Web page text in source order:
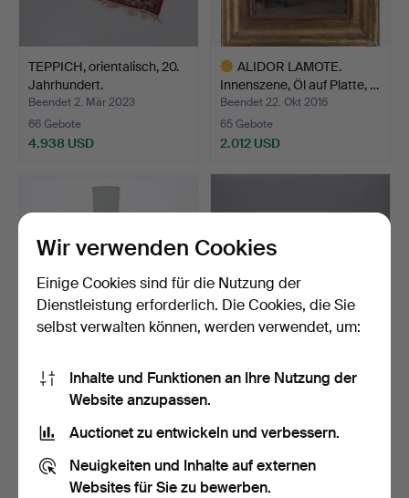
TEPPICH, orientalisch, 20.
Jahrhundert.
Beendet 2. Mär 2023
66 Gebote
4.938 USD
ALIDOR LAMOTE.
Innenszene, Öl auf Platte, …
Beendet 22. Okt 2016
65 Gebote
2.012 USD
VAS, Porzellan, Qianlong-
Sechszeichenmarke…
Beendet 20. Apr 2017
65 Gebote
ESSZIMMERMÖBEL, 15
Stück, Rokokostil, KA R…
64 Gebote
Wir verwenden Cookies
Einige Cookies sind für die Nutzung der
Dienstleistung erforderlich. Die Cookies, die Sie
selbst verwalten können, werden verwendet, um:
Inhalte und Funktionen an Ihre Nutzung der
Website anzupassen.
Auctionet zu entwickeln und verbessern.
Neuigkeiten und Inhalte auf externen
Websites für Sie zu bewerben.